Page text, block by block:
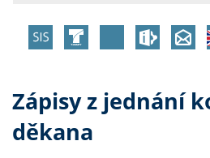
Zápisy z jednání
děkana